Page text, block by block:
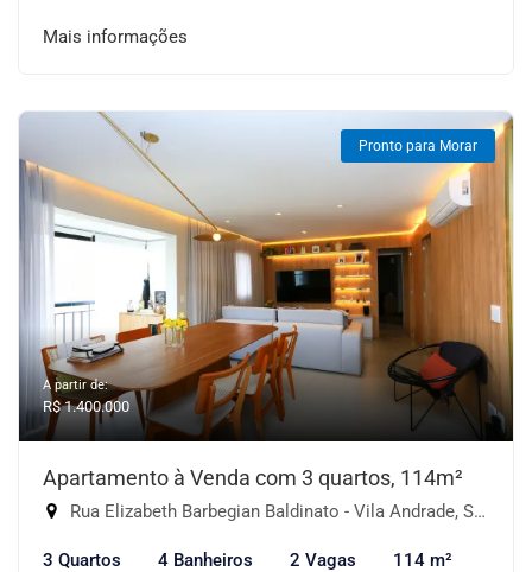
Mais informações
Pronto para Morar
A partir de:
R$ 1.400.000
Apartamento à Venda com 3 quartos, 114m²
Rua Elizabeth Barbegian Baldinato - Vila Andrade, São Paulo-SP
3 Quartos 4 Banheiros 2 Vagas 114 m²